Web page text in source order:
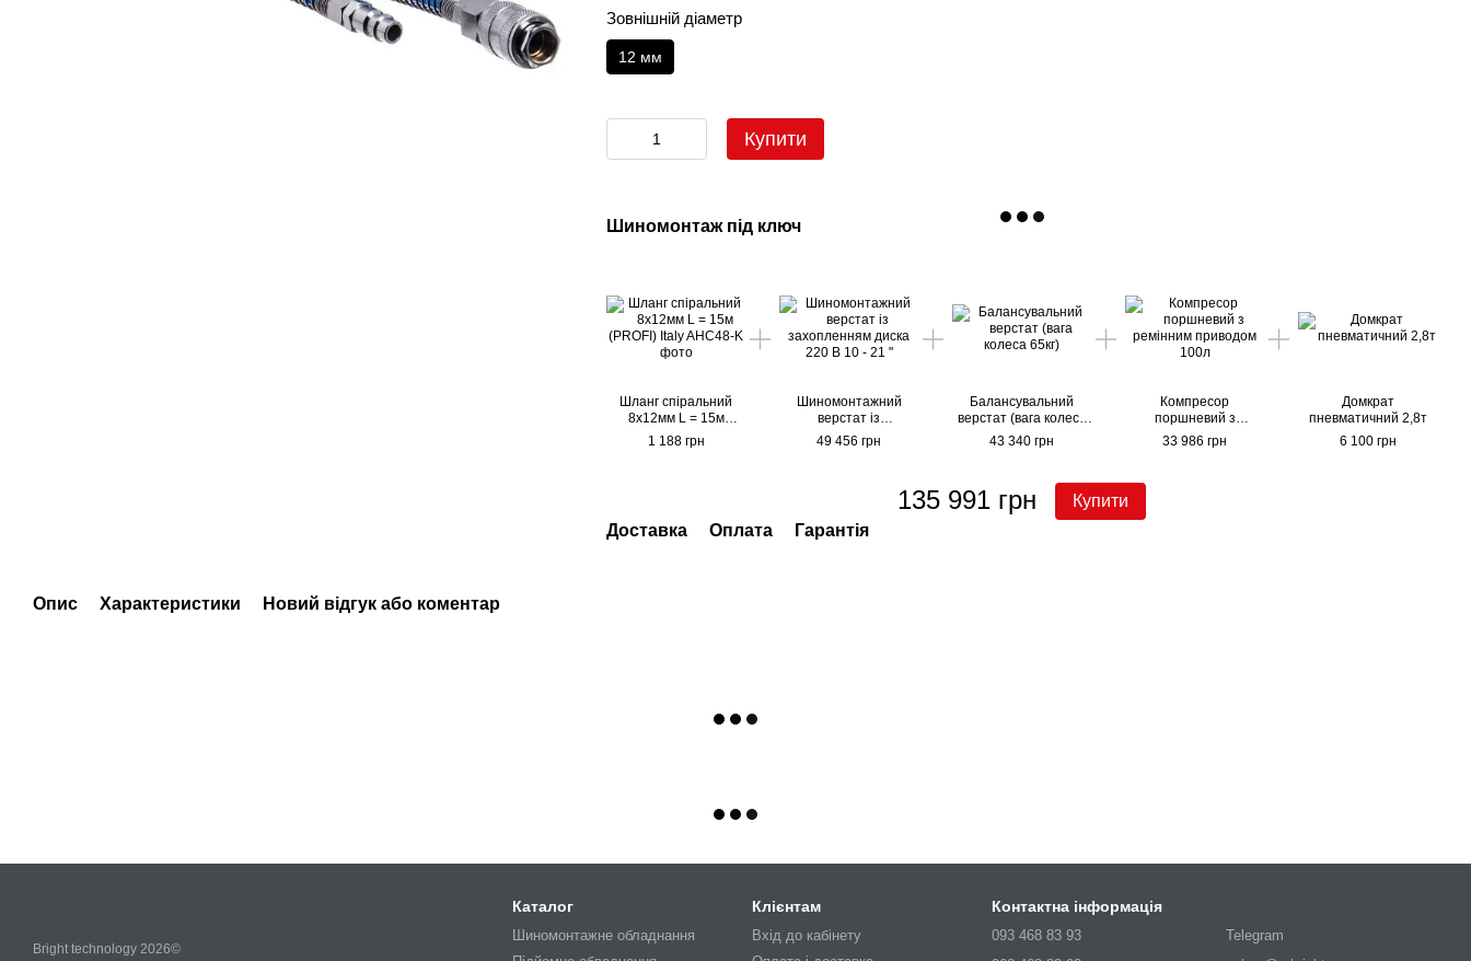
Зовнішній діаметр
12 мм
Купити
Шиномонтаж під ключ
Шланг спіральний
8х12мм L = 15м
(PROFI) Italy
1 188 грн
Шиномонтажний
верстат із
захопленням диска
220 В 10 - 21 "
49 456 грн
Балансувальний
верстат (вага колеса
65кг)
43 340 грн
Компресор
поршневий з
ремінним приводом
33 986 грн
Домкрат
пневматичний 2,8т
6 100 грн
135 991 грн
Купити
Доставка
Оплата Гарантія
Опис Характеристики Новий відгук або коментар
Bright technology 2026©
Каталог
Шиномонтажне обладнання
Клієнтам
Вхід до кабінету
Контактна інформація
093 468 83 93
Telegram